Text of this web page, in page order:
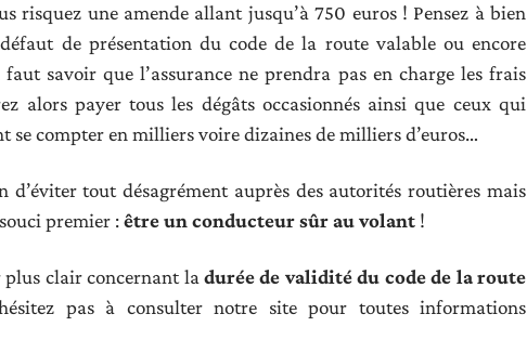
risquez une amende allant jusqu’à 750 euros ! Pensez à bien
de présentation du code de la route valable ou encore
savoir que l’assurance ne prendra pas en charge les frais
alors payer tous les dégâts occasionnés ainsi que ceux qui
compter en milliers voire dizaines de milliers d’euros…
d’éviter tout désagrément auprès des autorités routières mais
premier :être un conducteur sûr au volant !
plus clair concernant ladurée de validité du code de la route
pas à consulter notre site pour toutes informations